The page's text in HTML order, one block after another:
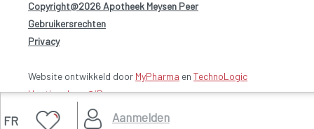
FR Aanmelden
Copyright@2026 Apotheek Meysen Peer
Gebruikersrechten
Privacy-
Website ontwikkeld door MyPharma en TechnoLogic
Hosting door @iPower